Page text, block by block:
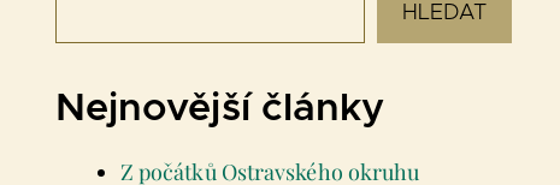
HLEDAT
Nejnovější články
Z počátků Ostravského okruhu